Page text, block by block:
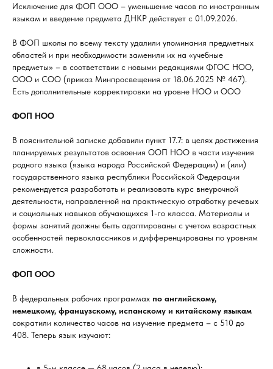
Исключение для ФОП ООО – уменьшение часов по иностранным
языкам и введение предмета ДНКР действует с 01.09.2026.
В ФОП школы по всему тексту удалили упоминания предметных
областей и при необходимости заменили их на «учебные
предметы» – в соответствии с новыми редакциями ФГОС НОО,
ООО и СОО (приказ Минпросвещения от 18.06.2025 № 467).
Есть дополнительные корректировки на уровне НОО и ООО
ФОП НОО
В пояснительной записке добавили пункт 17.7: в целях достижения
планируемых результатов освоения ООП НОО в части изучения
родного языка (языка народа Российской Федерации) и (или)
государственного языка республики Российской Федерации
рекомендуется разработать и реализовать курс внеурочной
деятельности, направленной на практическую отработку речевых
и социальных навыков обучающихся 1-го класса. Материалы и
формы занятий должны быть адаптированы с учетом возрастных
особенностей первоклассников и дифференцированы по уровням
сложности.
ФОП ООО
В федеральных рабочих программах по английскому,
немецкому, французскому, испанскому и китайскому языкам
сократили количество часов на изучение предмета – с 510 до
408. Теперь язык изучают: